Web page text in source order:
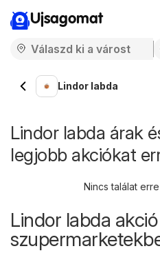
Ujsagomat
Lindor labda
Lindor labda árak
legjobb akciókat
Nincs találat
Lindor labda